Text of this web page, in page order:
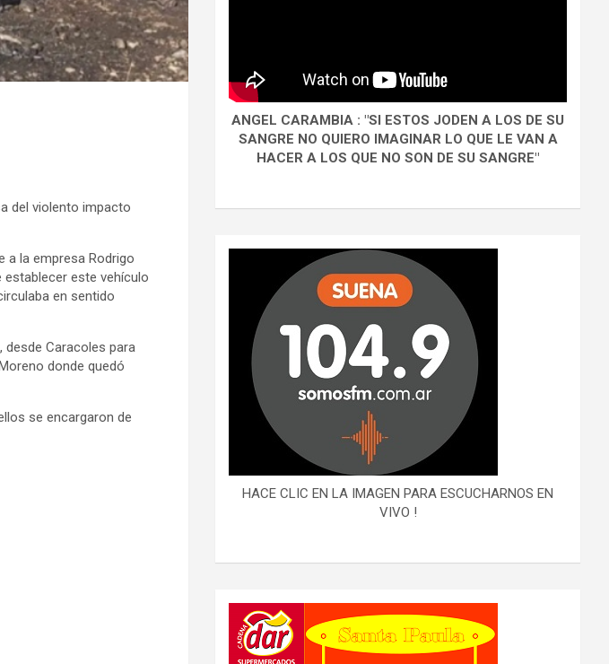
del violento impacto
a la empresa Rodrigo
establecer este vehículo
en sentido
Caracoles para
donde quedó
se encargaron de
ANGEL CARAMBIA : "SI ESTOS JODEN A LOS DE SU
SANGRE NO QUIERO IMAGINAR LO QUE LE VAN A
HACER A LOS QUE NO SON DE SU SANGRE"
HACE CLIC EN LA IMAGEN PARA ESCUCHARNOS EN
VIVO !